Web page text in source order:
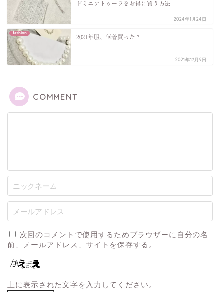
ドミニアトゥーラをお得に買う方法
2024年1月24日
fashion
2021年服、何着買った？
2021年12月9日
COMMENT
次回のコメントで使用するためブラウザーに自分の名
前、メールアドレス、サイトを保存する。
上に表示された文字を入力してください。